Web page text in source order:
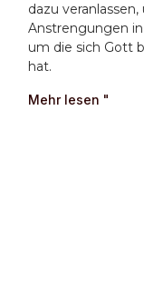
dazu
Anstrengungen
um die sich Gott
hat.
Mehr lesen "